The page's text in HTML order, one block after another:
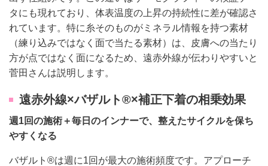
タにも現れており、体表温度の上昇の持続性に差が確認さ
れています。特に糸そのものがミネラル情報を持つ素材
（練り込みではなく面で当たる素材）は、皮膚への当たり
方が点ではなく面になるため、遠赤外線が伝わりやすいと
菅田さんは説明します。
遠赤外線×バザルト®×補正下着の相乗効果
週1回の施術＋毎日のインナーで、 整えたサイクルを保ち
やすくなる
バザルト®は週に1回が最大の施術頻度です。アプローチ